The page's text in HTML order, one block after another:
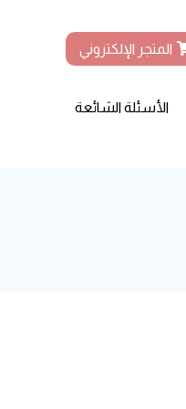
المتجر الإلكتروني
الأسئلة الشائعة